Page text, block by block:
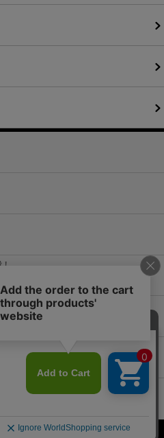
などを配信！
LINEでも確認可能！